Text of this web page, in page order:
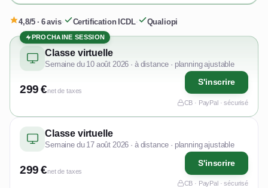
4,8/5 · 6 avis· Certification ICDL· Qualiopi
PROCHAINE SESSION
Classe virtuelle
Semaine du 10 août 2026 · à distance · planning ajustable
299 €net de taxes
S'inscrire
CB · PayPal · sécurisé
Classe virtuelle
Semaine du 17 août 2026 · à distance · planning ajustable
299 €net de taxes
S'inscrire
CB · PayPal · sécurisé